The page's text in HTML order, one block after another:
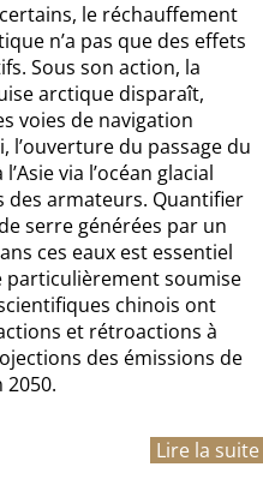
le réchauffement
n’a pas que des effets
Sous son action, la
arctique disparaît,
voies de navigation
l’ouverture du passage du
via l’océan glacial
des armateurs. Quantifier
serre générées par un
ces eaux est essentiel
soumise
chinois ont
et rétroactions à
des émissions de
2050.
Lire la suite